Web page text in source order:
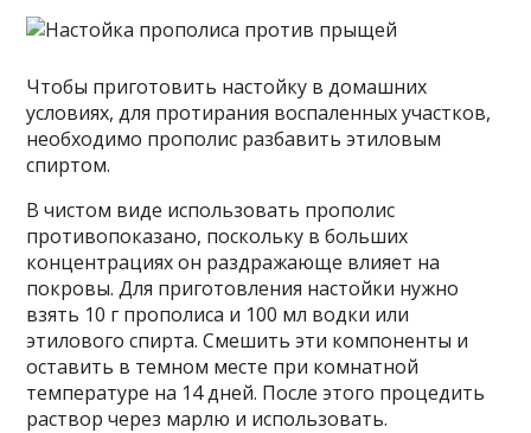
Чтобы приготовить настойку в домашних
условиях, для протирания воспаленных участков,
необходимо прополис разбавить этиловым
спиртом.
В чистом виде использовать прополис
противопоказано, поскольку в больших
концентрациях он раздражающе влияет на
покровы. Для приготовления настойки нужно
взять 10 г прополиса и 100 мл водки или
этилового спирта. Смешить эти компоненты и
оставить в темном месте при комнатной
температуре на 14 дней. После этого процедить
раствор через марлю и использовать.